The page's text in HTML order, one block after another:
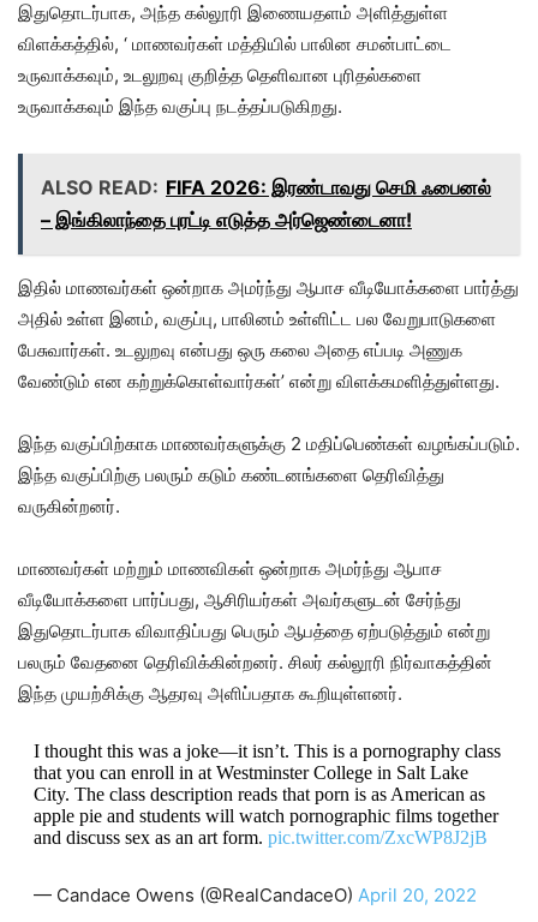
இதுதொடர்பாக, அந்த கல்லூரி இணையதளம் அளித்துள்ள
விளக்கத்தில், ‘ மாணவர்கள் மத்தியில் பாலின சமன்பாட்டை
உருவாக்கவும், உடலுறவு குறித்த தெளிவான புரிதல்களை
உருவாக்கவும் இந்த வகுப்பு நடத்தப்படுகிறது.
ALSO READ: FIFA 2026: இரண்டாவது செமி ஃபைனல்
– இங்கிலாந்தை புரட்டி எடுத்த அர்ஜெண்டைனா!
இதில் மாணவர்கள் ஒன்றாக அமர்ந்து ஆபாச வீடியோக்களை பார்த்து
அதில் உள்ள இனம், வகுப்பு, பாலினம் உள்ளிட்ட பல வேறுபாடுகளை
பேசுவார்கள். உடலுறவு என்பது ஒரு கலை அதை எப்படி அணுக
வேண்டும் என கற்றுக்கொள்வார்கள்’ என்று விளக்கமளித்துள்ளது.
இந்த வகுப்பிற்காக மாணவர்களுக்கு 2 மதிப்பெண்கள் வழங்கப்படும்.
இந்த வகுப்பிற்கு பலரும் கடும் கண்டனங்களை தெரிவித்து
வருகின்றனர்.
மாணவர்கள் மற்றும் மாணவிகள் ஒன்றாக அமர்ந்து ஆபாச
வீடியோக்களை பார்ப்பது, ஆசிரியர்கள் அவர்களுடன் சேர்ந்து
இதுதொடர்பாக விவாதிப்பது பெரும் ஆபத்தை ஏற்படுத்தும் என்று
பலரும் வேதனை தெரிவிக்கின்றனர். சிலர் கல்லூரி நிர்வாகத்தின்
இந்த முயற்சிக்கு ஆதரவு அளிப்பதாக கூறியுள்ளனர்.
I thought this was a joke—it isn’t. This is a pornography class
that you can enroll in at Westminster College in Salt Lake
City. The class description reads that porn is as American as
apple pie and students will watch pornographic films together
and discuss sex as an art form. pic.twitter.com/ZxcWP8J2jB
— Candace Owens (@RealCandaceO) April 20, 2022